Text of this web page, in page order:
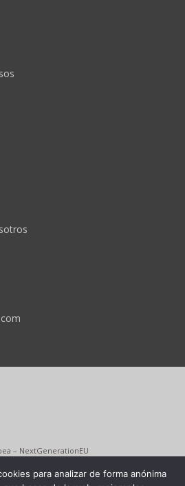
– NextGenerationEU
para analizar de forma anónima